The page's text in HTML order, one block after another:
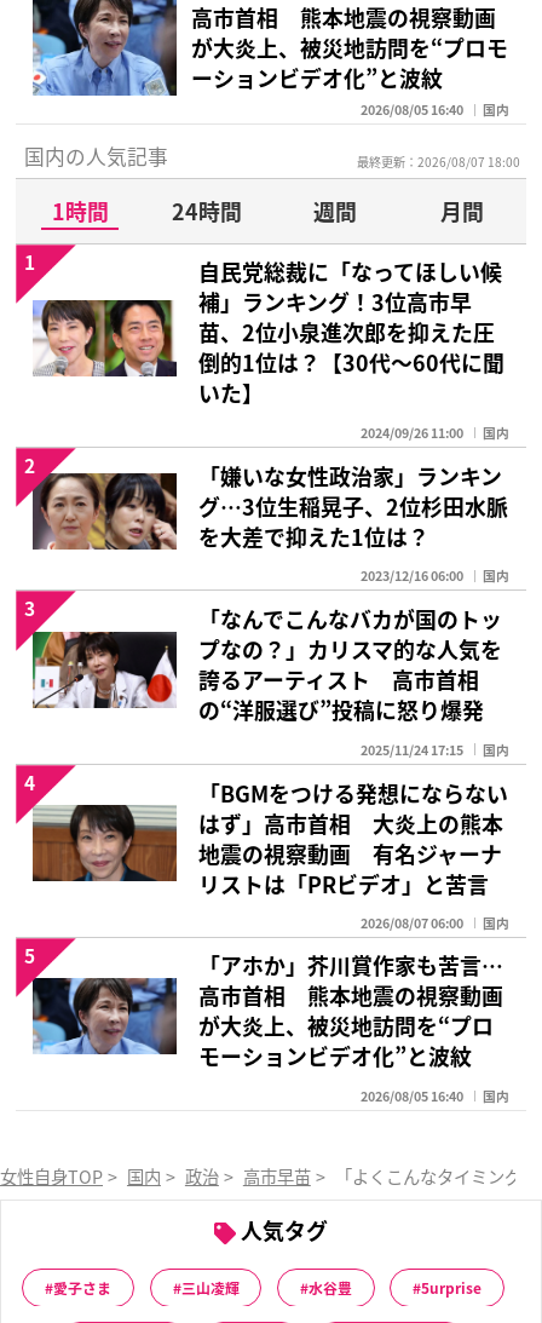
高市首相 熊本地震の視察動画
が大炎上、被災地訪問を“プロモ
ーションビデオ化”と波紋
2026/08/05 16:40 国内
国内の人気記事 最終更新：2026/08/07 18:00
1時間 24時間 週間
月間
自民党総裁に「なってほしい候
補」ランキング！3位高市早
苗、2位小泉進次郎を抑えた圧
倒的1位は？【30代〜60代に聞
いた】
2024/09/26 11:00 国内
1
「嫌いな女性政治家」ランキン
グ…3位生稲晃子、2位杉田水脈
を大差で抑えた1位は？
2023/12/16 06:00 国内
2
「なんでこんなバカが国のトッ
プなの？」カリスマ的な人気を
誇るアーティスト 高市首相
の“洋服選び”投稿に怒り爆発
2025/11/24 17:15 国内
3
「BGMをつける発想にならない
はず」高市首相 大炎上の熊本
地震の視察動画 有名ジャーナ
リストは「PRビデオ」と苦言
2026/08/07 06:00 国内
4
「アホか」芥川賞作家も苦言…
高市首相 熊本地震の視察動画
が大炎上、被災地訪問を“プロ
モーションビデオ化”と波紋
2026/08/05 16:40 国内
5
女性自身TOP > 国内 > 政治 > 高市早苗 > 「よくこんなタイミン
人気タグ
愛子さま 三山凌輝 水谷豊 5urprise